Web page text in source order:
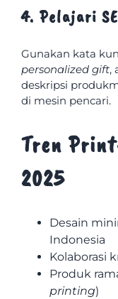
4. Pelajari
Gunakan kata
personalized gift,
deskripsi
di mesin pencari.
Tren
2025
Desain
Indonesia
Kolaborasi
Produk
printing)